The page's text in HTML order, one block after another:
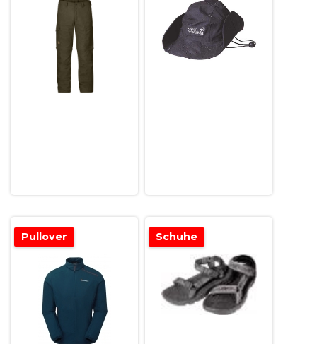
Pullover Schuhe